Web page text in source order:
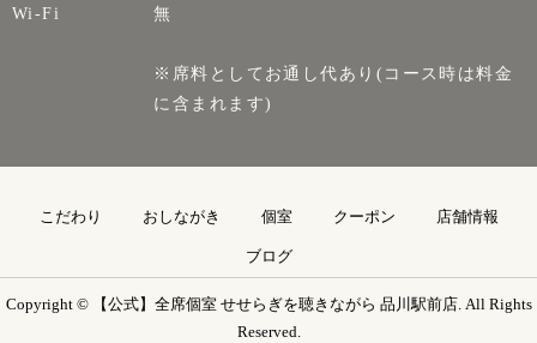
Wi-Fi
無
※席料としてお通し代あり(コース時は料金
に含まれます)
こだわり おしながき 個室 クーポン 店舗情報
ブログ
Copyright © 【公式】全席個室 せせらぎを聴きながら 品川駅前店. All Rights
Reserved.